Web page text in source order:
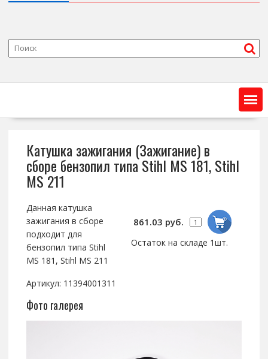
Катушка зажигания (Зажигание) в
сборе бензопил типа Stihl MS 181, Stihl
MS 211
861.03 руб.
Остаток на складе 1шт.
Данная катушка
зажигания в сборе
подходит для
бензопил типа Stihl
MS 181, Stihl MS 211
Артикул: 11394001311
Фото галерея